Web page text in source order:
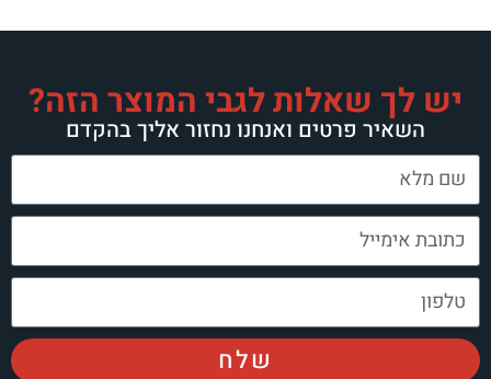
יש לך שאלות לגבי המוצר הזה?
השאיר פרטים ואנחנו נחזור אליך בהקדם
שלח